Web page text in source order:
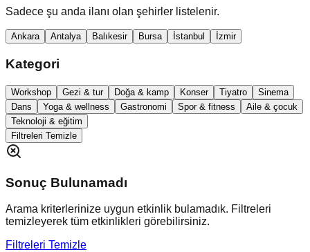
Sadece şu anda ilanı olan şehirler listelenir.
Ankara Antalya Balıkesir Bursa İstanbul İzmir
Kategori
Workshop Gezi & tur Doğa & kamp Konser Tiyatro
Sinema
Dans
Yoga & wellness Gastronomi Spor & fitness
Aile & çocuk
Teknoloji & eğitim
Filtreleri Temizle
Sonuç Bulunamadı
Arama kriterlerinize uygun etkinlik bulamadık. Filtreleri
temizleyerek tüm etkinlikleri görebilirsiniz.
Filtreleri Temizle